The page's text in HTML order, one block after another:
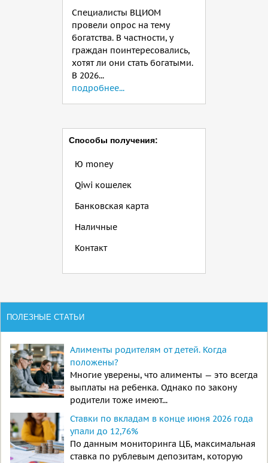
Специалисты ВЦИОМ
провели опрос на тему
богатства. В частности, у
граждан поинтересовались,
хотят ли они стать богатыми.
В 2026...
подробнее...
Способы получения:
Ю money
Qiwi кошелек
Банковская карта
Наличные
Контакт
ПОЛЕЗНЫЕ СТАТЬИ
Алименты родителям от детей. Когда
положены?
Многие уверены, что алименты — это всегда
выплаты на ребенка. Однако по закону
родители тоже имеют...
Ставки по вкладам в конце июня 2026 года
упали до 12,76%
По данным мониторинга ЦБ, максимальная
ставка по рублевым депозитам, которую